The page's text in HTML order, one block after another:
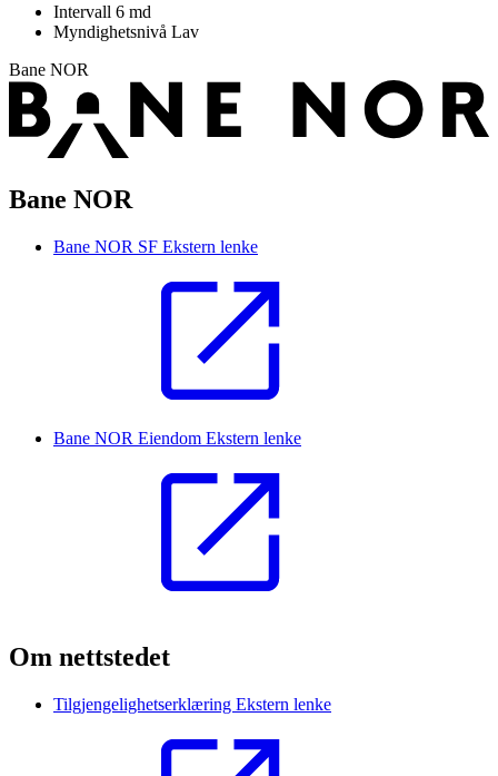
Intervall 6 md
Myndighetsnivå Lav
Bane NOR
Bane NOR
Bane NOR SF Ekstern lenke
Bane NOR Eiendom Ekstern lenke
Om nettstedet
Tilgjengelighetserklæring Ekstern lenke